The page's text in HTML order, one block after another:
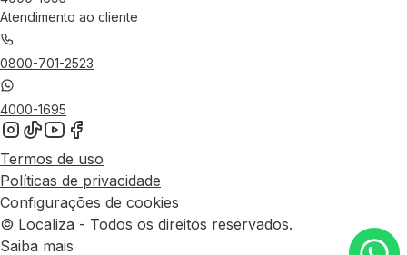
Atendimento ao cliente
0800-701-2523
4000-1695
Termos de uso
Políticas de privacidade
Configurações de cookies
© Localiza - Todos os direitos reservados.
Saiba mais